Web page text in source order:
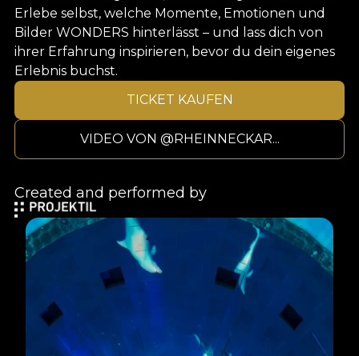
Erlebe selbst, welche Momente, Emotionen und
Bilder WONDERS hinterlässt – und lass dich von
ihrer Erfahrung inspirieren, bevor du dein eigenes
Erlebnis buchst.
TICKET KAUFEN
VIDEO VON @RHEINNECKAR...
Created and performed by